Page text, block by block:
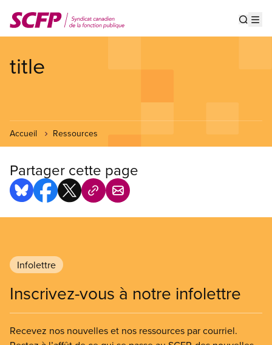
au
contenu
title
Accueil Ressources
Partager cette page
Infolettre
Inscrivez-vous à notre infolettre
Recevez nos nouvelles et nos ressources par courriel.